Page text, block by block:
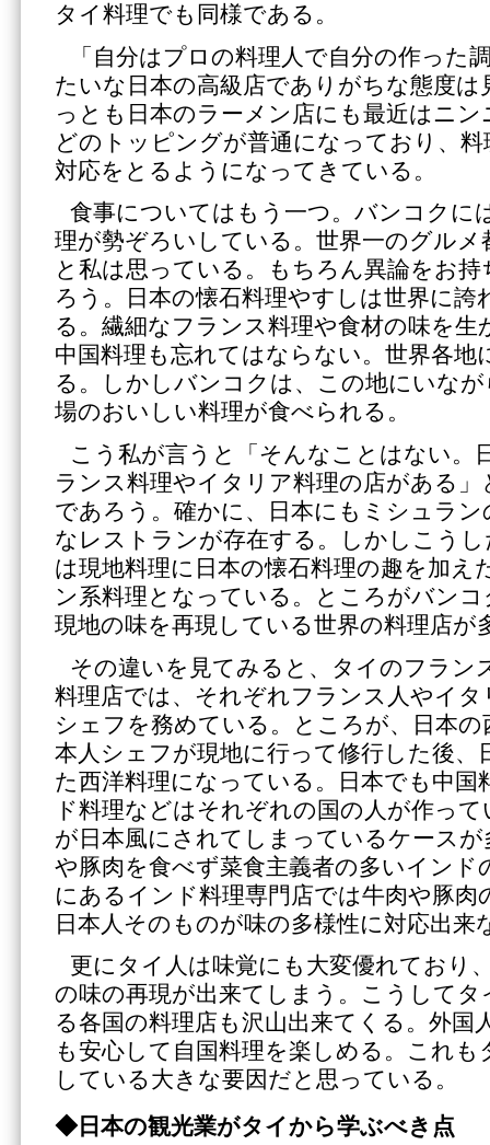
タイ料理でも同様である。
「自分はプロの料理人で自分の作った
たいな日本の高級店でありがちな態度
っとも日本のラーメン店にも最近はニ
どのトッピングが普通になっており、
対応をとるようになってきている。
食事についてはもう一つ。バンコクに
理が勢ぞろいしている。世界一のグル
と私は思っている。もちろん異論をお
ろう。日本の懐石料理やすしは世界に誇
る。繊細なフランス料理や食材の味を生
中国料理も忘れてはならない。世界各地
る。しかしバンコクは、この地にいな
場のおいしい料理が食べられる。
こう私が言うと「そんなことはない。
ランス料理やイタリア料理の店がある
であろう。確かに、日本にもミシュラ
なレストランが存在する。しかしこう
は現地料理に日本の懐石料理の趣を加え
ン系料理となっている。ところがバン
現地の味を再現している世界の料理店が
その違いを見てみると、タイのフラン
料理店では、それぞれフランス人やイ
シェフを務めている。ところが、日本の
本人シェフが現地に行って修行した後、
た西洋料理になっている。日本でも中国
ド料理などはそれぞれの国の人が作っ
が日本風にされてしまっているケース
や豚肉を食べず菜食主義者の多いインド
にあるインド料理専門店では牛肉や豚肉
日本人そのものが味の多様性に対応出来
更にタイ人は味覚にも大変優れており
の味の再現が出来てしまう。こうして
る各国の料理店も沢山出来てくる。外国
も安心して自国料理を楽しめる。これも
している大きな要因だと思っている。
◆日本の観光業がタイから学ぶべき点